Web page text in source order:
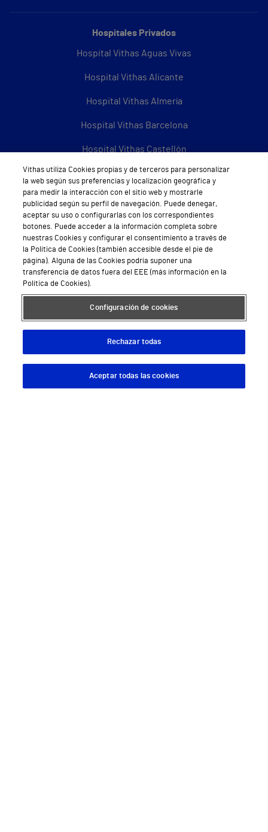
Hospitales Privados
Hospital Vithas Aguas Vivas
Hospital Vithas Alicante
Hospital Vithas Almería
Hospital Vithas Barcelona
Hospital Vithas Castellón
Hospital Vithas Granada
Hospital Universitario Vithas Las Palmas
Hospital Vithas Lleida
Hospital Universitario Vithas Madrid Aravaca
Hospital Universitario Vithas Madrid Arturo Soria
Hospital Universitario Vithas Madrid La Milagrosa
Hospital Vithas Medimar
Hospital Vithas Sevilla
Hospital Vithas Tenerife
Descargar App
Vithas utiliza Cookies propias y de terceros para personalizar
la web según sus preferencias y localización geográfica y
para medir la interacción con el sitio web y mostrarle
publicidad según su perfil de navegación. Puede denegar,
aceptar su uso o configurarlas con los correspondientes
botones. Puede acceder a la información completa sobre
nuestras Cookies y configurar el consentimiento a través de
la Política de Cookies (también accesible desde el pie de
página). Alguna de las Cookies podría suponer una
transferencia de datos fuera del EEE (más información en la
Política de Cookies).
Configuración de cookies
Rechazar todas
Aceptar todas las cookies